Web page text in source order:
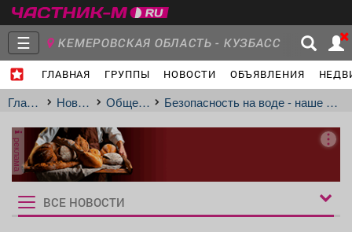
☰ КЕМЕРОВСКАЯ ОБЛАСТЬ - КУЗБАСС
ГЛАВНАЯ ГРУППЫ НОВОСТИ ОБЪЯВЛЕНИЯ
Главная
Группы
Объявления Недвижимость Услуги
Главная Новости Общество Безопасность на воде - наше общее дело!
реклама
Рукбрики
новостей
ВСЕ НОВОСТИ